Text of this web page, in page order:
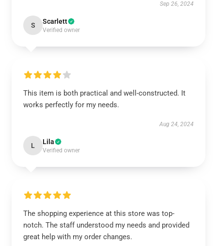
Sep 26, 2024
S Scarlett
Verified owner
This item is both practical and well-constructed. It
works perfectly for my needs.
Aug 24, 2024
L Lila
Verified owner
The shopping experience at this store was top-
notch. The staff understood my needs and provided
great help with my order changes.